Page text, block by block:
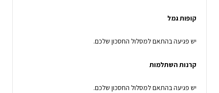
קופות גמל
יש פגיעה בהתאם למסלול החסכון שלכם.
קרנות השתלמות
יש פגיעה בהתאם למסלול החסכון שלכם.